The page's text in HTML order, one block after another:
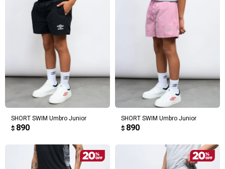
SHORT SWIM Umbro Junior
$ 890
SHORT SWIM Umbro Junior
$ 890